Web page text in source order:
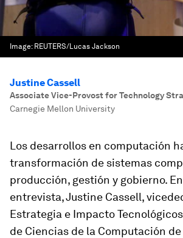
Image: REUTERS/Lucas Jackson
Justine Cassell
Associate Vice-Provost for Technology
Carnegie Mellon University
Los desarrollos en computación
transformación de sistemas
producción, gestión y gobierno.
entrevista, Justine Cassell,
Estrategia e Impacto
de Ciencias de la Computación